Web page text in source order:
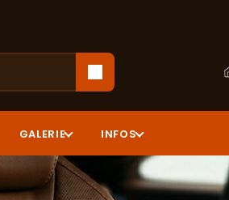
GALERIE INFOS